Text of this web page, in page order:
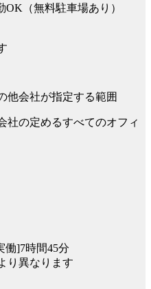
（無料駐車場あり）
他会社が指定する範囲
社の定めるすべてのオフィ
働]7時間45分
り異なります